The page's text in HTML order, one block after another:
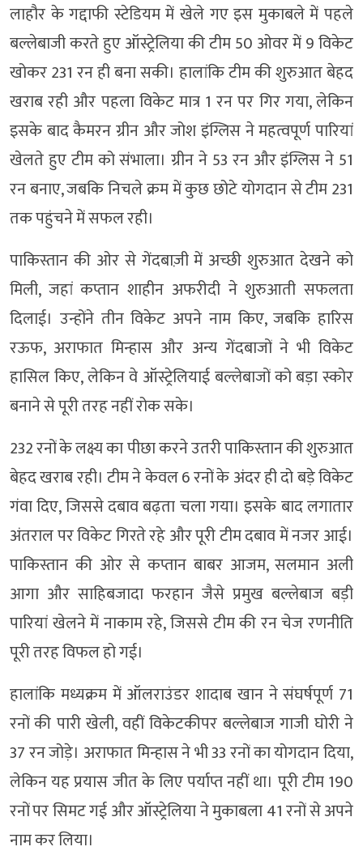
लाहौर के गद्दाफी स्टेडियम में खेले गए इस मुकाबले में पहले
बल्लेबाजी करते हुए ऑस्ट्रेलिया की टीम 50 ओवर में 9 विकेट
खोकर 231 रन ही बना सकी। हालांकि टीम की शुरुआत बेहद
खराब रही और पहला विकेट मात्र 1 रन पर गिर गया, लेकिन
इसके बाद कैमरन ग्रीन और जोश इंग्लिस ने महत्वपूर्ण पारियां
खेलते हुए टीम को संभाला। ग्रीन ने 53 रन और इंग्लिस ने 51
रन बनाए, जबकि निचले क्रम में कुछ छोटे योगदान से टीम 231
तक पहुंचने में सफल रही।
पाकिस्तान की ओर से गेंदबाज़ी में अच्छी शुरुआत देखने को
मिली, जहां कप्तान शाहीन अफरीदी ने शुरुआती सफलता
दिलाई। उन्होंने तीन विकेट अपने नाम किए, जबकि हारिस
रऊफ, अराफात मिन्हास और अन्य गेंदबाजों ने भी विकेट
हासिल किए, लेकिन वे ऑस्ट्रेलियाई बल्लेबाजों को बड़ा स्कोर
बनाने से पूरी तरह नहीं रोक सके।
232 रनों के लक्ष्य का पीछा करने उतरी पाकिस्तान की शुरुआत
बेहद खराब रही। टीम ने केवल 6 रनों के अंदर ही दो बड़े विकेट
गंवा दिए, जिससे दबाव बढ़ता चला गया। इसके बाद लगातार
अंतराल पर विकेट गिरते रहे और पूरी टीम दबाव में नजर आई।
पाकिस्तान की ओर से कप्तान बाबर आजम, सलमान अली
आगा और साहिबजादा फरहान जैसे प्रमुख बल्लेबाज बड़ी
पारियां खेलने में नाकाम रहे, जिससे टीम की रन चेज रणनीति
पूरी तरह विफल हो गई।
हालांकि मध्यक्रम में ऑलराउंडर शादाब खान ने संघर्षपूर्ण 71
रनों की पारी खेली, वहीं विकेटकीपर बल्लेबाज गाजी घोरी ने
37 रन जोड़े। अराफात मिन्हास ने भी 33 रनों का योगदान दिया,
लेकिन यह प्रयास जीत के लिए पर्याप्त नहीं था। पूरी टीम 190
रनों पर सिमट गई और ऑस्ट्रेलिया ने मुकाबला 41 रनों से अपने
नाम कर लिया।